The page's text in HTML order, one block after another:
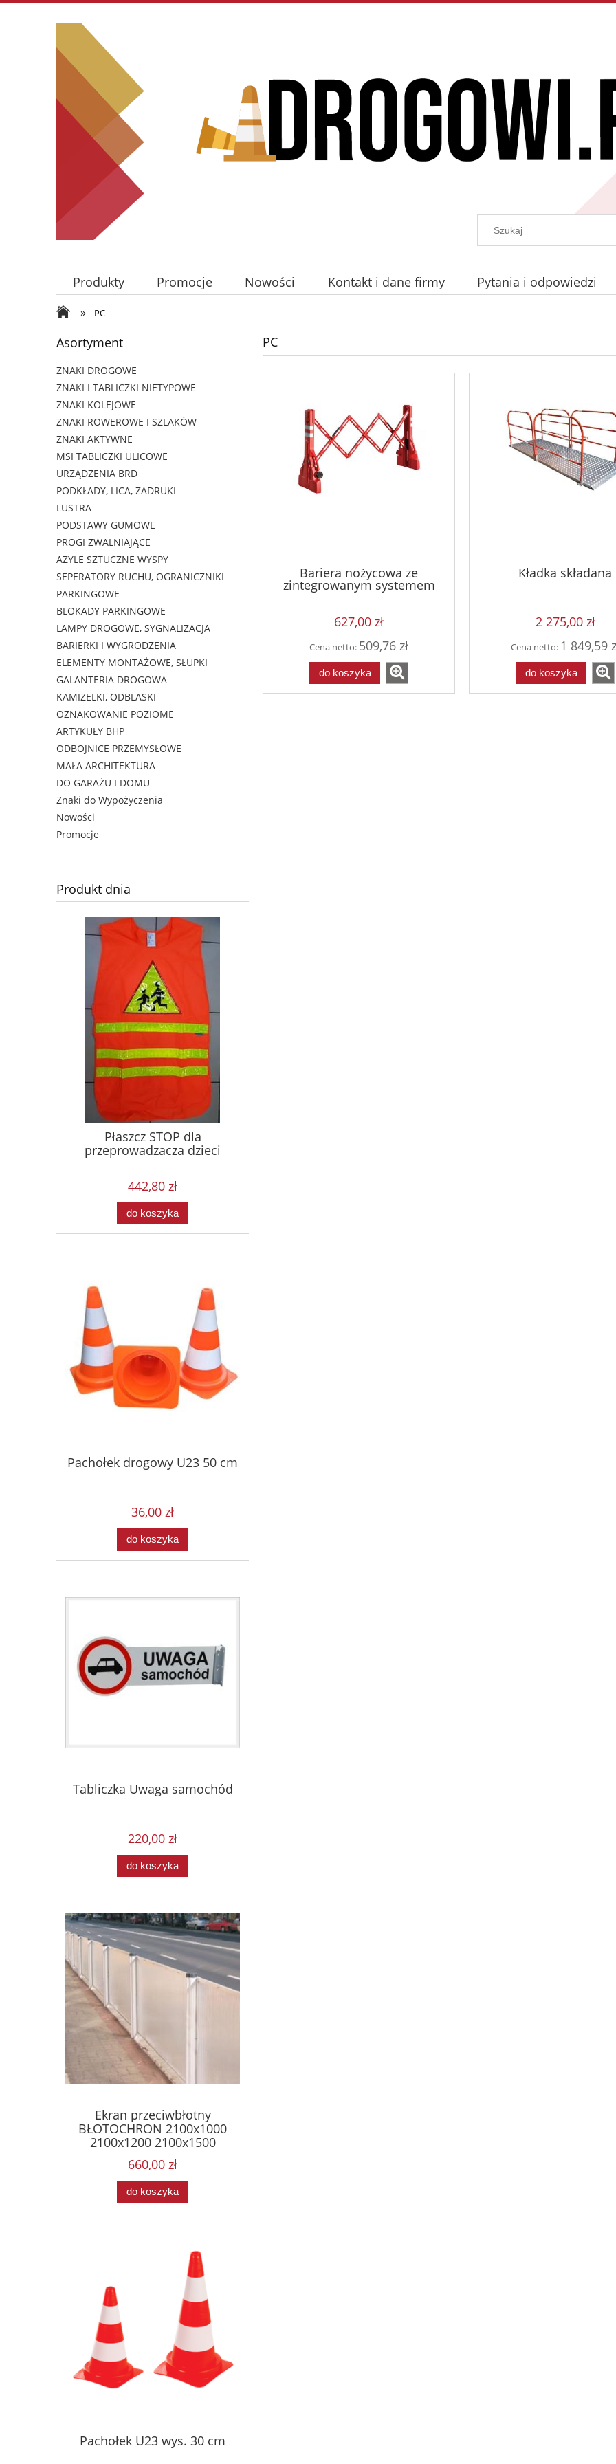
Produkty Promocje Nowości Kontakt i dane firmy Pytania i odpowiedzi
» PC
Asortyment
ZNAKI DROGOWE
ZNAKI I TABLICZKI NIETYPOWE
ZNAKI KOLEJOWE
ZNAKI ROWEROWE I SZLAKÓW
ZNAKI AKTYWNE
MSI TABLICZKI ULICOWE
URZĄDZENIA BRD
PODKŁADY, LICA, ZADRUKI
LUSTRA
PODSTAWY GUMOWE
PROGI ZWALNIAJĄCE
AZYLE SZTUCZNE WYSPY
SEPERATORY RUCHU, OGRANICZNIKI
PARKINGOWE
BLOKADY PARKINGOWE
LAMPY DROGOWE, SYGNALIZACJA
BARIERKI I WYGRODZENIA
ELEMENTY MONTAŻOWE, SŁUPKI
GALANTERIA DROGOWA
KAMIZELKI, ODBLASKI
OZNAKOWANIE POZIOME
ARTYKUŁY BHP
ODBOJNICE PRZEMYSŁOWE
MAŁA ARCHITEKTURA
DO GARAŻU I DOMU
Znaki do Wypożyczenia
Nowości
Promocje
Produkt dnia
Płaszcz STOP dla
przeprowadzacza dzieci
442,80 zł
do koszyka
Pachołek drogowy U23 50 cm
36,00 zł
do koszyka
Tabliczka Uwaga samochód
220,00 zł
do koszyka
Ekran przeciwbłotny
BŁOTOCHRON 2100x1000
2100x1200 2100x1500
660,00 zł
do koszyka
Pachołek U23 wys. 30 cm
PC
Bariera nożycowa ze
zintegrowanym systemem
składania
627,00 zł
Cena netto: 509,76 zł
do koszyka
Kładka składana
2 275,00 zł
Cena netto: 1 849,59
do koszyka